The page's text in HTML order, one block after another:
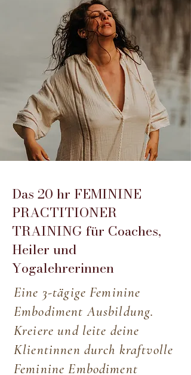
Das 20 hr FEMININE
PRACTITIONER
TRAINING für Coaches,
Heiler und
Yogalehrerinnen
Eine 3-tägige Feminine
Embodiment Ausbildung.
Kreiere und leite deine
Klientinnen durch kraftvolle
Feminine Embodiment